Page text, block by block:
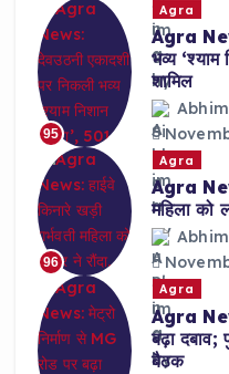
95
Agra
Agra
भव्य ‘श्याम
शामिल
96
Agra
Agra
महिला को
Agra
Agra
बढ़ा दबाव;
बैठक